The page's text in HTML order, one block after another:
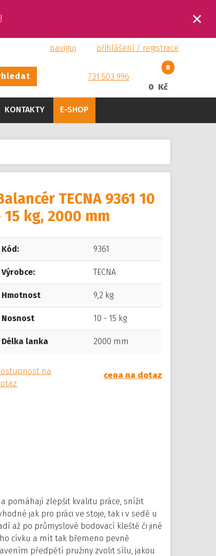
přihlášení / registrace
naviguj
0
0 Kč
731 503 996
KONTAKTY E-SHOP
TECNA 9361 10
15 kg, 2000 mm
Kód: 9361
Výrobce: TECNA
Hmotnost 9,2 kg
Nosnost 10 - 15 kg
Délka lanka 2000 mm
na
cena na dotaz
pomáhají zlepšit kvalitu práce, snížit
jak pro práci ve stoje, tak i v sedě u
až po průmyslové bodovací kleště či jiné
cívku a mít tak břemeno pevně
předpětí pružiny zvolit sílu, jakou